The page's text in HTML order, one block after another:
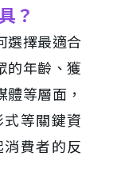
？
選擇最適合
的年齡、獲
等層面，
等關鍵資
費者的反